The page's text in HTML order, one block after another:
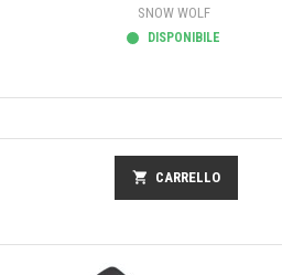
SNOW WOLF
DISPONIBILE
shopping_cart CARRELLO